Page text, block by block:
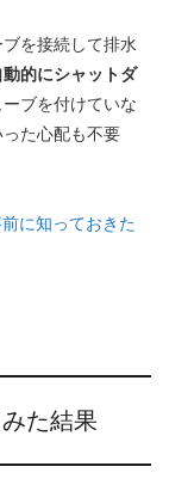
を接続して排水
的にシャットダ
ブを付けていな
た心配も不要
に知っておきた
た結果